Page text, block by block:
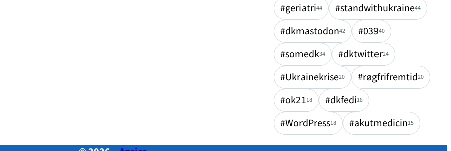
#geriatri44 #standwithukraine44
#dkmastodon42 #03940
#somedk34 #dktwitter24
#Ukrainekrise20 #røgfrifremtid20
#ok2118 #dkfedi18
#WordPress18 #akutmedicin15